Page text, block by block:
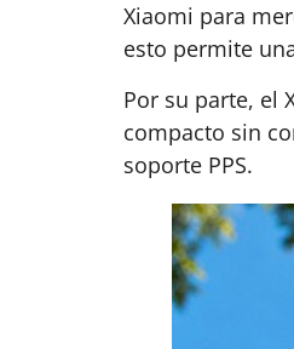
Xiaomi para
esto permite
Por su parte, el
compacto sin
soporte PPS.